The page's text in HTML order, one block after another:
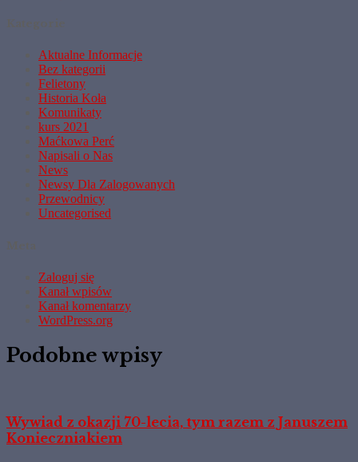
Aktualne Informacje
Bez kategorii
Felietony
Historia Koła
Komunikaty
kurs 2021
Maćkowa Perć
Napisali o Nas
News
Newsy Dla Zalogowanych
Przewodnicy
Uncategorised
Zaloguj się
Kanał wpisów
Kanał komentarzy
WordPress.org
Podobne wpisy
Wywiad z okazji 70-lecia, tym razem z Januszem
Konieczniakiem